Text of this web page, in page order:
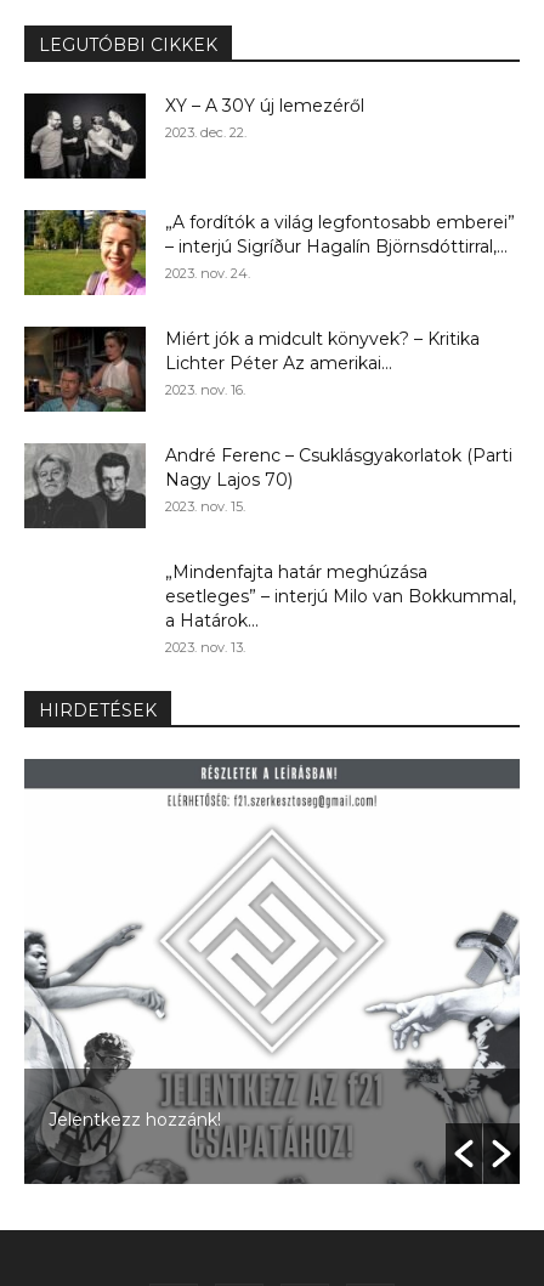
LEGUTÓBBI CIKKEK
XY – A 30Y új lemezéről
2023. dec. 22.
„A fordítók a világ legfontosabb emberei”
– interjú Sigríður Hagalín Björnsdóttirral,...
2023. nov. 24.
Miért jók a midcult könyvek? – Kritika
Lichter Péter Az amerikai...
2023. nov. 16.
André Ferenc – Csuklásgyakorlatok (Parti
Nagy Lajos 70)
2023. nov. 15.
„Mindenfajta határ meghúzása
esetleges” – interjú Milo van Bokkummal,
a Határok...
2023. nov. 13.
HIRDETÉSEK
Jelentkezz hozzánk!